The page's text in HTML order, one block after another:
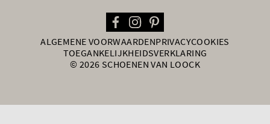
ALGEMENE VOORWAARDENPRIVACYCOOKIES
TOEGANKELIJKHEIDSVERKLARING
© 2026 SCHOENEN VAN LOOCK